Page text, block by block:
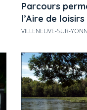
Parcours
l’Aire de
VILLENEUVE-SUR-